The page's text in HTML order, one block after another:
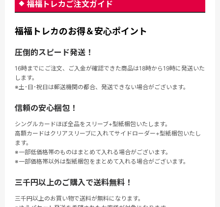
福福トレカご注文ガイド
福福トレカのお得＆安心ポイント
圧倒的スピード発送！
16時までにご注文、ご入金が確認できた商品は18時から19時に発送いた
します。
※土･日･祝日は郵送機関の都合、発送できない場合がございます。
信頼の安心梱包！
シングルカードほぼ全品をスリーブ+型紙梱包いたします。
高額カードはクリアスリーブに入れてサイドローダー+型紙梱包いたし
ます。
※一部低価格帯のものはまとめて入れる場合がございます。
※一部価格帯以外は型紙梱包をまとめて入れる場合がございます。
三千円以上のご購入で送料無料！
三千円以上のお買い物で送料が無料になります。